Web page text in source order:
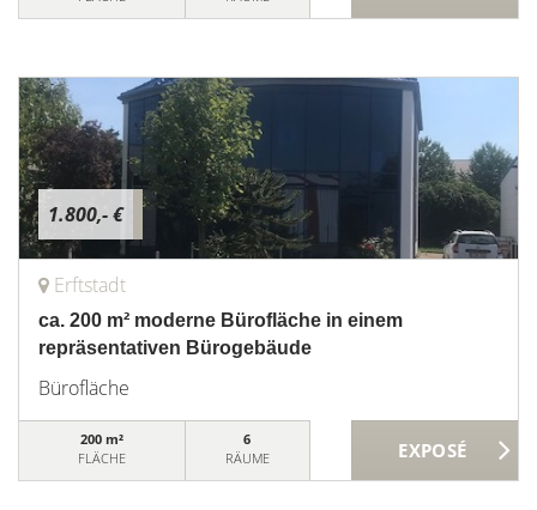
1.800,- €
Erftstadt
ca. 200 m² moderne Bürofläche in einem
repräsentativen Bürogebäude
Bürofläche
200 m²
FLÄCHE
6
RÄUME